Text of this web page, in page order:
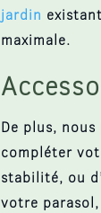
jardin
maximale.
De plus, nous
compléter
stabilité, ou
votre